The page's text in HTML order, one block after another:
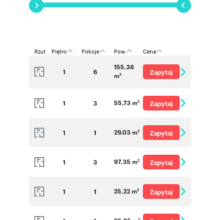
Zapraszamy na spotkanie, podczas którego
Numer oferty: A4.04
Rzut Piętro Pokoje Pow. Cena
1 6
155,38
m2
Zapytaj
1 3 55,73 m2
Zapytaj
1 1 29,03 m2
Zapytaj
1 3 97,35 m2
Zapytaj
1 1 25,22 m2
Zapytaj
2